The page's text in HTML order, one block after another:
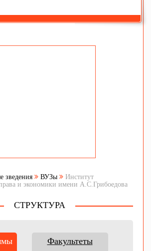
зведения ВУЗы
Институт
и экономики имени А.С.Грибоедова
СТРУКТУРА
Факультеты